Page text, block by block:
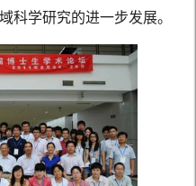
科学研究的进一步发展。